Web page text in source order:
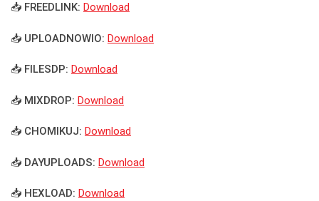
📥 FREEDLINK: Download
📥 UPLOADNOWIO: Download
📥 FILESDP: Download
📥 MIXDROP: Download
📥 CHOMIKUJ: Download
📥 DAYUPLOADS: Download
📥 HEXLOAD: Download